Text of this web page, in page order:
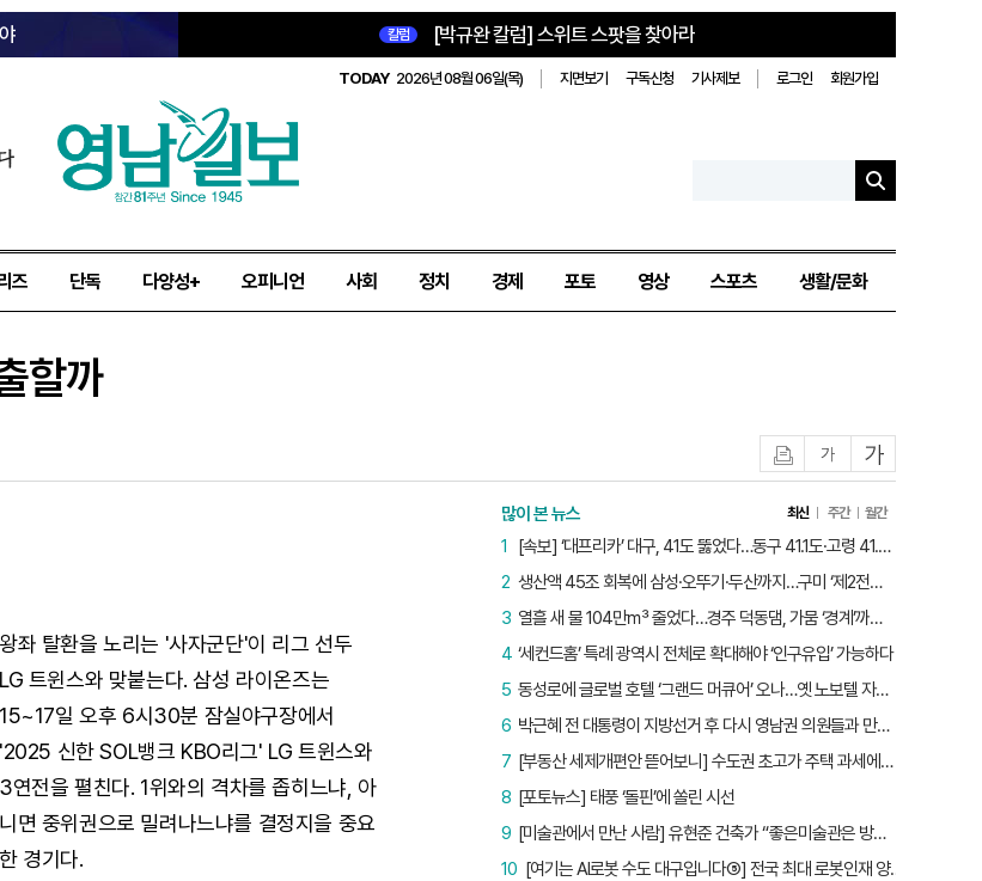
칼럼 [박규완 칼럼] 스위트 스팟을 찾아라
TODAY 2026년 08월 06일(목) 지면보기 구독신청 기사제보 로그인 회원가입
즈 단독 다양성+ 오피니언 사회 정치 경제 포토 영상 스포츠 생활/문화
할까
글자작게글자크게
왕좌 탈환을 노리는 '사자군단'이 리그 선두
LG 트윈스와 맞붙는다. 삼성 라이온즈는
15~17일 오후 6시30분 잠실야구장에서
'2025 신한 SOL뱅크 KBO리그' LG 트윈스와
3연전을 펼친다. 1위와의 격차를 좁히느냐, 아
니면 중위권으로 밀려나느냐를 결정지을 중요
한 경기다.
많이 본 뉴스 최신 주간 월간
[속보] ‘대프리카’ 대구, 41도 뚫었다…동구 41.1도·고령 41.2도
1
생산액 45조 회복에 삼성·오뚜기·두산까지…구미 ‘제2전성기’ 시작됐다
2
열흘 새 물 104만㎥ 줄었다…경주 덕동댐, 가뭄 ‘경계’까지 5.7%p
3
‘세컨드홈’ 특례 광역시 전체로 확대해야 ‘인구유입’ 가능하다
4
동성로에 글로벌 호텔 ‘그랜드 머큐어’ 오나…옛 노보텔 자리 사무실 개설
5
박근혜 전 대통령이 지방선거 후 다시 영남권 의원들과 만난 이유는?
6
[부동산 세제개편안 뜯어보니] 수도권 초고가 주택 과세에만 초점…침체된 지방 부동산 대책은 없다
7
[포토뉴스] 태풍 ‘돌핀’에 쏠린 시선
8
[미술관에서 만난 사람] 유현준 건축가 “좋은미술관은 방문객이 많은 미술관”
9
[여기는 AI로봇 수도 대구입니다⑤] 전국 최대 로봇인재 양성소…“대구산업 맞춤형 교육과정 만들자”
10